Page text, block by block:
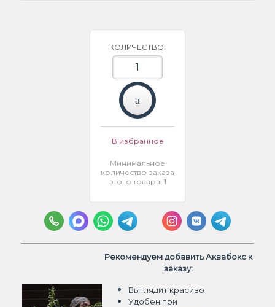
КОЛИЧЕСТВО:
В избранное
Минимальное
количество заказа
этого товара: 1
Рекомендуем добавить Аквабокс к
заказу:
Выглядит красиво
Удобен при